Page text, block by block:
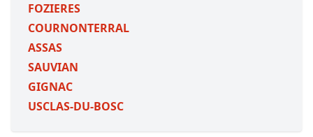
FOZIERES
COURNONTERRAL
ASSAS
SAUVIAN
GIGNAC
USCLAS-DU-BOSC